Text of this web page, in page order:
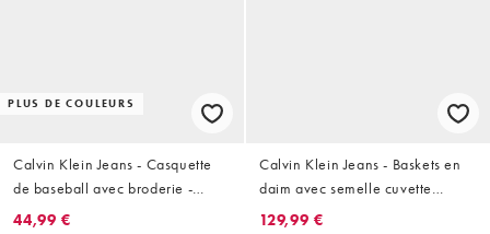
PLUS DE COULEURS
Calvin Klein Jeans - Casquette
de baseball avec broderie -
Orange
44,99 €
Calvin Klein Jeans - Baskets en
daim avec semelle cuvette
chunky - Kaki
129,99 €